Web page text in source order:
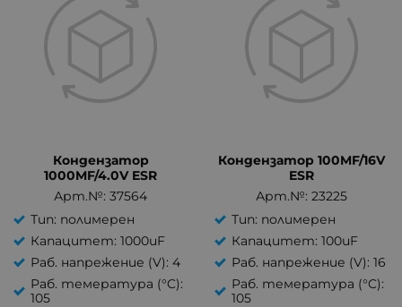
Кондензатор
1000MF/4.0V ESR
Арт.№: 37564
Тип: полимерен
Капацитет: 1000uF
Раб. напрежение (V): 4
Раб. темература (°C):
105
Кондензатор 100MF/16V
ESR
Арт.№: 23225
Тип: полимерен
Капацитет: 100uF
Раб. напрежение (V): 16
Раб. темература (°C):
105